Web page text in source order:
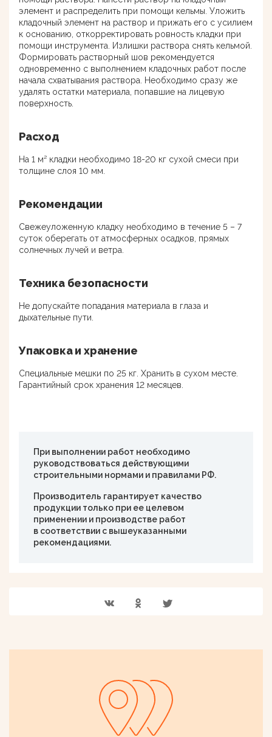
элемент и распределить при помощи кельмы. Уложить
кладочный элемент на раствор и прижать его с усилием
к основанию, откорректировать ровность кладки при
помощи инструмента. Излишки раствора снять кельмой.
Формировать растворный шов рекомендуется
одновременно с выполнением кладочных работ после
начала схватывания раствора. Необходимо сразу же
удалять остатки материала, попавшие на лицевую
поверхность.
Расход
На 1 м² кладки необходимо 18-20 кг сухой смеси при
толщине слоя 10 мм.
Рекомендации
Свежеуложенную кладку необходимо в течение 5 – 7
суток оберегать от атмосферных осадков, прямых
солнечных лучей и ветра.
Техника безопасности
Не допускайте попадания материала в глаза и
дыхательные пути.
Упаковка и хранение
Специальные мешки по 25 кг. Хранить в сухом месте.
Гарантийный срок хранения 12 месяцев.
При выполнении работ необходимо
руководствоваться действующими
строительными нормами и правилами РФ.
Производитель гарантирует качество
продукции только при ее целевом
применении и производстве работ
в соответствии с вышеуказанными
рекомендациями.